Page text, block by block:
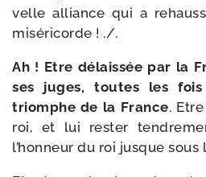
velle alliance qui a
miséricorde ! ./.
Ah ! Etre délais­sée par la
ses juges, toutes les
triomphe de la France.
roi, et lui res­ter
l’hon­neur du roi jusque